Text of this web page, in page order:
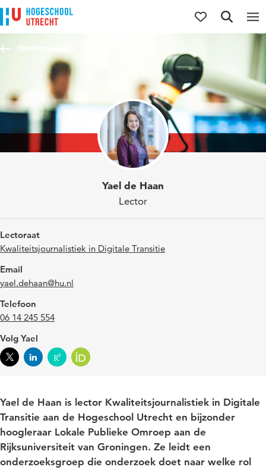
Direct naar de inhoud
Direct naar de hoofdnavigatie
Direct naar de zoekfunctie
Onderzoekers
Yael de Haan
Lector
Lectoraat
Kwaliteitsjournalistiek in Digitale Transitie
Email
yael.dehaan@hu.nl
Telefoon
06 14 245 554
Volg Yael
Yael de Haan is lector Kwaliteitsjournalistiek in Digitale
Transitie aan de Hogeschool Utrecht en bijzonder
hoogleraar Lokale Publieke Omroep aan de
Rijksuniversiteit van Groningen. Ze leidt een
onderzoeksgroep die onderzoek doet naar welke rol